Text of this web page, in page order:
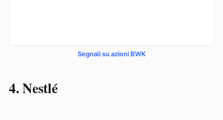
Segnali su azioni BWK
4. Nestlé